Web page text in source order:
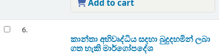
Add to cart
6.
කාන්තා අභිවෘද්ධිය සදහා බුදුදහමින් ලබා
ගත හැකි මාර්ගෝපදේශ